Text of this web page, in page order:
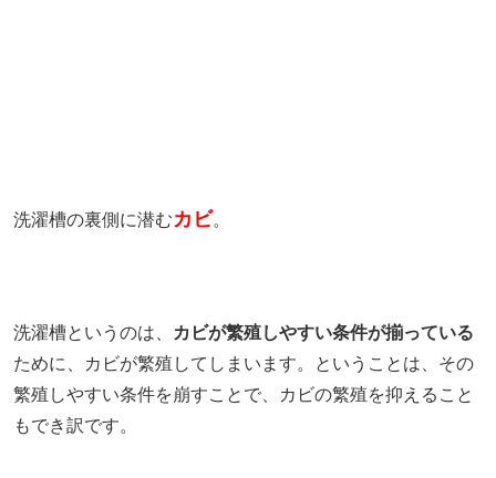
洗濯槽の裏側に潜むカビ。
洗濯槽というのは、
カビが繁殖しやすい条件が揃っている
ために、カビが繁殖してしまいます。ということは、その
繁殖しやすい条件を崩すことで、カビの繁殖を抑えること
もでき訳です。